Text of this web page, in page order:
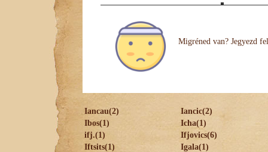
Migréned van? Jegyezd
Iancau(2)
Iancic(2)
Ibos(1)
Icha(1)
ifj.(1)
Ifjovics(6)
Iftsits(1)
Igala(1)